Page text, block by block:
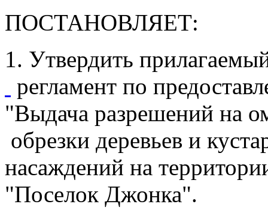
ПОСТАНОВЛЯЕТ:
1. Утвердить
регламент по
"Выдача разрешений на
обрезки деревьев и
насаждений на
"Поселок Джонка".